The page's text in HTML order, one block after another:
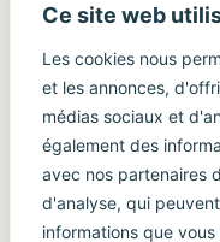
Ce site web
Les cookies nous
et les annonces,
médias sociaux et
également des
avec nos partenaires
d'analyse, qui
informations que